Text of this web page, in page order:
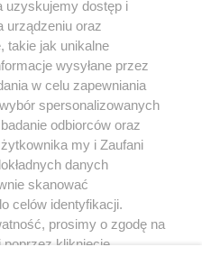
mężczyznę
uzyskujemy dostęp i
urządzeniu oraz
takie jak unikalne
wysyłane przez
w celu zapewniania
spersonalizowanych
odbiorców oraz
my i Zaufani
danych
skanować
celów identyfikacji.
prosimy o zgodę na
poprzez kliknięcie